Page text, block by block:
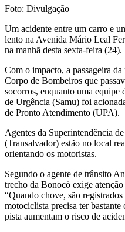
Foto: Divulgação
Um acidente entre um carro e
lento na Avenida Mário Leal
na manhã desta sexta-feira (24).
Com o impacto, a passageira
Corpo de Bombeiros que
socorros, enquanto uma
de Urgência (Samu) foi
de Pronto Atendimento (UPA).
Agentes da Superintendência
(Transalvador) estão no local
orientando os motoristas.
Segundo o agente de trânsito
trecho da Bonocô exige
“Quando chove, são
motociclista precisa ter
pista aumentam o risco de